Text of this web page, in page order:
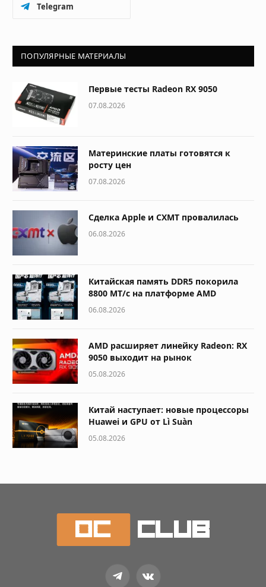
Telegram
ПОПУЛЯРНЫЕ МАТЕРИАЛЫ
Первые тесты Radeon RX 9050
07.08.2026
Материнские платы готовятся к
росту цен
07.08.2026
Сделка Apple и CXMT провалилась
06.08.2026
Китайская память DDR5 покорила
8800 МТ/с на платформе AMD
06.08.2026
AMD расширяет линейку Radeon: RX
9050 выходит на рынок
05.08.2026
Китай наступает: новые процессоры
Huawei и GPU от Lì Suàn
05.08.2026
TelegramVKontakte